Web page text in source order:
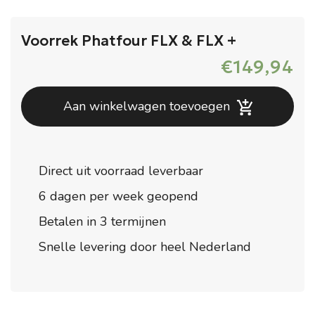
Voorrek Phatfour FLX & FLX +
€149,94
Aan winkelwagen toevoegen
Direct uit voorraad leverbaar
6 dagen per week geopend
Betalen in 3 termijnen
Snelle levering door heel Nederland